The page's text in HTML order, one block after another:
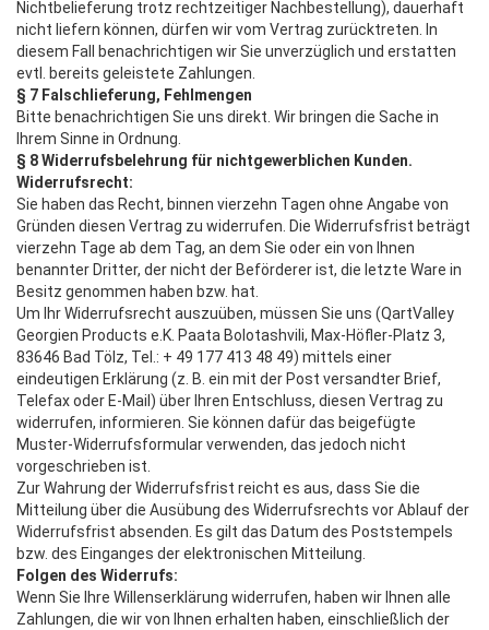
Nichtbelieferung trotz rechtzeitiger Nachbestellung), dauerhaft
nicht liefern können, dürfen wir vom Vertrag zurücktreten. In
diesem Fall benachrichtigen wir Sie unverzüglich und erstatten
evtl. bereits geleistete Zahlungen.
§ 7 Falschlieferung, Fehlmengen
Bitte benachrichtigen Sie uns direkt. Wir bringen die Sache in
Ihrem Sinne in Ordnung.
§ 8 Widerrufsbelehrung für nichtgewerblichen Kunden.
Widerrufsrecht:
Sie haben das Recht, binnen vierzehn Tagen ohne Angabe von
Gründen diesen Vertrag zu widerrufen. Die Widerrufsfrist beträgt
vierzehn Tage ab dem Tag, an dem Sie oder ein von Ihnen
benannter Dritter, der nicht der Beförderer ist, die letzte Ware in
Besitz genommen haben bzw. hat.
Um Ihr Widerrufsrecht auszuüben, müssen Sie uns (QartValley
Georgien Products e.K. Paata Bolotashvili, Max-Höfler-Platz 3,
83646 Bad Tölz, Tel.: + 49 177 413 48 49) mittels einer
eindeutigen Erklärung (z. B. ein mit der Post versandter Brief,
Telefax oder E-Mail) über Ihren Entschluss, diesen Vertrag zu
widerrufen, informieren. Sie können dafür das beigefügte
Muster-Widerrufsformular verwenden, das jedoch nicht
vorgeschrieben ist.
Zur Wahrung der Widerrufsfrist reicht es aus, dass Sie die
Mitteilung über die Ausübung des Widerrufsrechts vor Ablauf der
Widerrufsfrist absenden. Es gilt das Datum des Poststempels
bzw. des Einganges der elektronischen Mitteilung.
Folgen des Widerrufs:
Wenn Sie Ihre Willenserklärung widerrufen, haben wir Ihnen alle
Zahlungen, die wir von Ihnen erhalten haben, einschließlich der